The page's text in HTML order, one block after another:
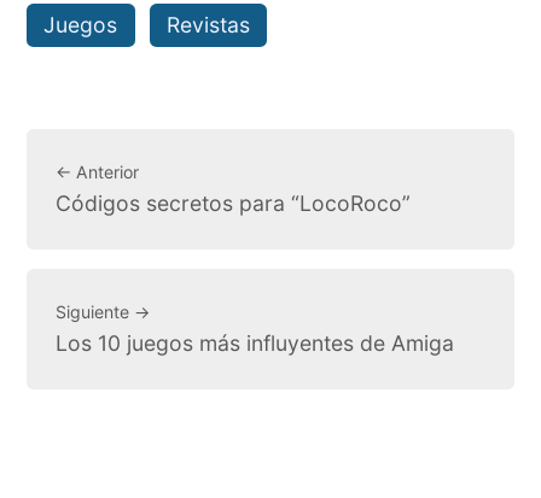
Juegos Revistas
← Anterior
Códigos secretos para “LocoRoco”
Siguiente →
Los 10 juegos más influyentes de Amiga